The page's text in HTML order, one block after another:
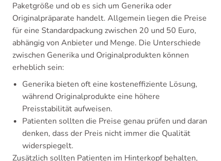
Paketgröße und ob es sich um Generika oder
Originalpräparate handelt. Allgemein liegen die Preise
für eine Standardpackung zwischen 20 und 50 Euro,
abhängig von Anbieter und Menge. Die Unterschiede
zwischen Generika und Originalprodukten können
erheblich sein:
Generika bieten oft eine kosteneffiziente Lösung,
während Originalprodukte eine höhere
Preisstabilität aufweisen.
Patienten sollten die Preise genau prüfen und daran
denken, dass der Preis nicht immer die Qualität
widerspiegelt.
Zusätzlich sollten Patienten im Hinterkopf behalten,